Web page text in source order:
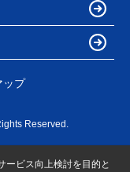
ップ
Reserved.
ービス向上検討を目的と